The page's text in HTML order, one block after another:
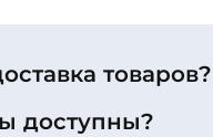
товаров?
доступны?